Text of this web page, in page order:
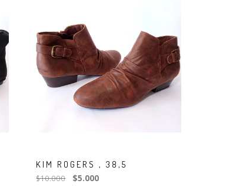
KIM ROGERS , 38,5
$10.000 $5.000